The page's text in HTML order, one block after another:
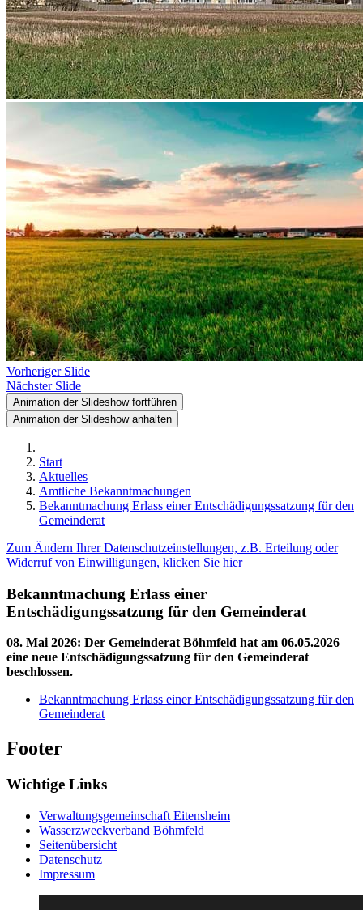
Vorheriger Slide
Nächster Slide
Animation der Slideshow fortführen
Animation der Slideshow anhalten
Start
Aktuelles
Amtliche Bekanntmachungen
Bekanntmachung Erlass einer Entschädigungssatzung für den
Gemeinderat
Zum Ändern Ihrer Datenschutzeinstellungen, z.B. Erteilung oder
Widerruf von Einwilligungen, klicken Sie hier
Bekanntmachung Erlass einer
Entschädigungssatzung für den Gemeinderat
08. Mai 2026: Der Gemeinderat Böhmfeld hat am 06.05.2026
eine neue Entschädigungssatzung für den Gemeinderat
beschlossen.
Bekanntmachung Erlass einer Entschädigungssatzung für den
Gemeinderat
Footer
Wichtige Links
Verwaltungsgemeinschaft Eitensheim
Wasserzweckverband Böhmfeld
Seitenübersicht
Datenschutz
Impressum